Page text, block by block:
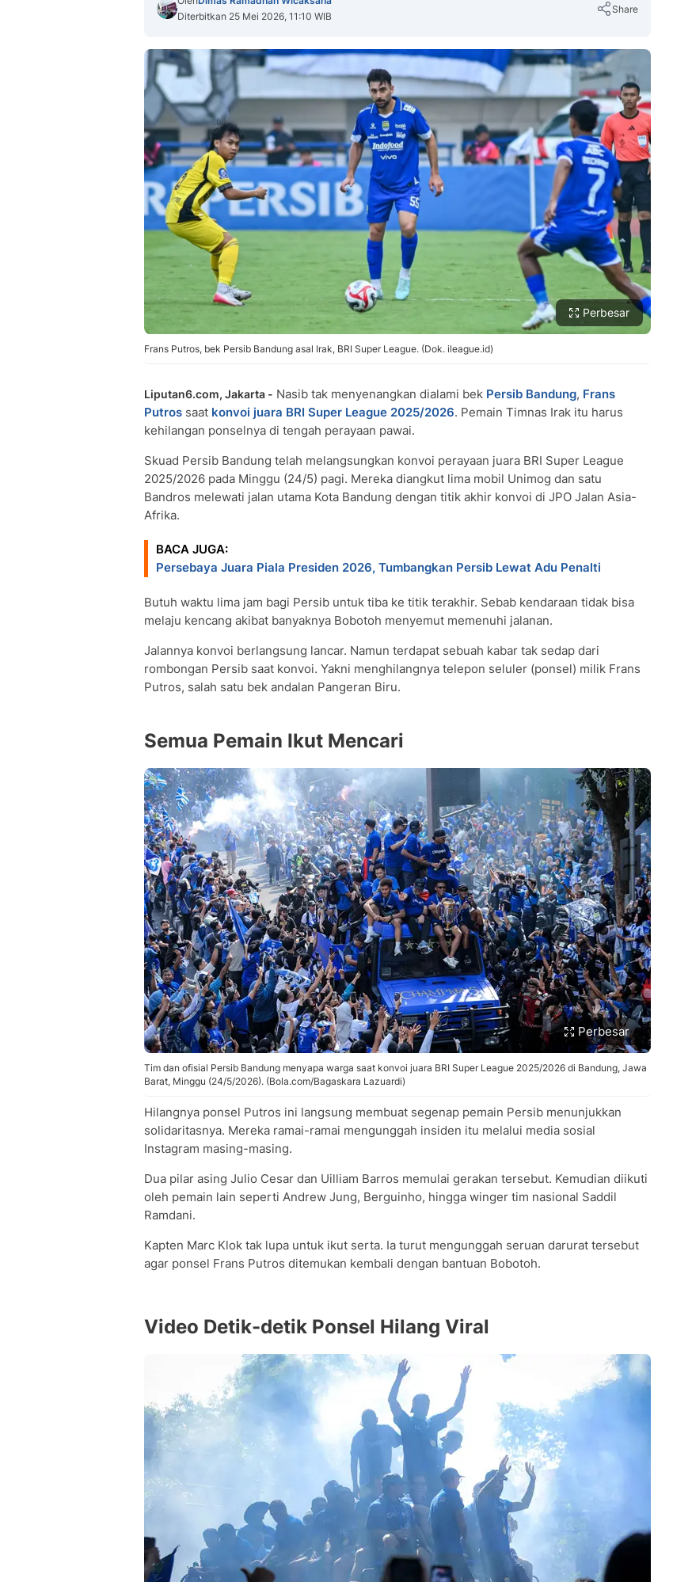
Diterbitkan 25 Mei 2026, 11:10 WIB
Share
Copy Link
Perbesar
Frans Putros, bek Persib Bandung asal Irak, BRI Super League. (Dok. ileague.id)
Liputan6.com, Jakarta - Nasib tak menyenangkan dialami bek Persib Bandung, Frans
Putros saat konvoi juara BRI Super League 2025/2026. Pemain Timnas Irak itu harus
kehilangan ponselnya di tengah perayaan pawai.
Skuad Persib Bandung telah melangsungkan konvoi perayaan juara BRI Super League
2025/2026 pada Minggu (24/5) pagi. Mereka diangkut lima mobil Unimog dan satu
Bandros melewati jalan utama Kota Bandung dengan titik akhir konvoi di JPO Jalan Asia-
Afrika.
BACA JUGA:
Persebaya Juara Piala Presiden 2026, Tumbangkan Persib Lewat Adu Penalti
Butuh waktu lima jam bagi Persib untuk tiba ke titik terakhir. Sebab kendaraan tidak bisa
melaju kencang akibat banyaknya Bobotoh menyemut memenuhi jalanan.
Jalannya konvoi berlangsung lancar. Namun terdapat sebuah kabar tak sedap dari
rombongan Persib saat konvoi. Yakni menghilangnya telepon seluler (ponsel) milik Frans
Putros, salah satu bek andalan Pangeran Biru.
Semua Pemain Ikut Mencari
Perbesar
Tim dan ofisial Persib Bandung menyapa warga saat konvoi juara BRI Super League 2025/2026 di Bandung, Jawa
Barat, Minggu (24/5/2026). (Bola.com/Bagaskara Lazuardi)
Hilangnya ponsel Putros ini langsung membuat segenap pemain Persib menunjukkan
solidaritasnya. Mereka ramai-ramai mengunggah insiden itu melalui media sosial
Instagram masing-masing.
Dua pilar asing Julio Cesar dan Uilliam Barros memulai gerakan tersebut. Kemudian diikuti
oleh pemain lain seperti Andrew Jung, Berguinho, hingga winger tim nasional Saddil
Ramdani.
Kapten Marc Klok tak lupa untuk ikut serta. Ia turut mengunggah seruan darurat tersebut
agar ponsel Frans Putros ditemukan kembali dengan bantuan Bobotoh.
Video Detik-detik Ponsel Hilang Viral